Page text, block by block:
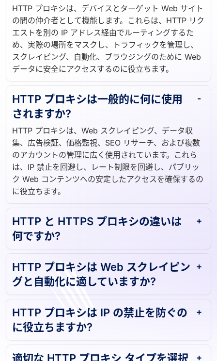
HTTP プロキシは、デバイスとターゲット Web サイト
の間の仲介者として機能します。これらは、HTTP リク
エストを別の IP アドレス経由でルーティングするた
め、実際の場所をマスクし、トラフィックを管理し、
スクレイピング、自動化、ブラウジングのために Web
データに安全にアクセスするのに役立ちます。
HTTP プロキシは一般的に何に使用
されますか?
HTTP プロキシは、Web スクレイピング、データ収
集、広告検証、価格監視、SEO リサーチ、および複数
のアカウントの管理に広く使用されています。これら
は、IP 禁止を回避し、レート制限を回避し、パブリッ
ク Web コンテンツへの安定したアクセスを確保するの
に役立ちます。
HTTP と HTTPS プロキシの違いは
何ですか?
HTTP プロキシは Web スクレイピン
グと自動化に適していますか?
HTTP プロキシは IP の禁止を防ぐの
に役立ちますか?
適切な HTTP プロキシ タイプを選択